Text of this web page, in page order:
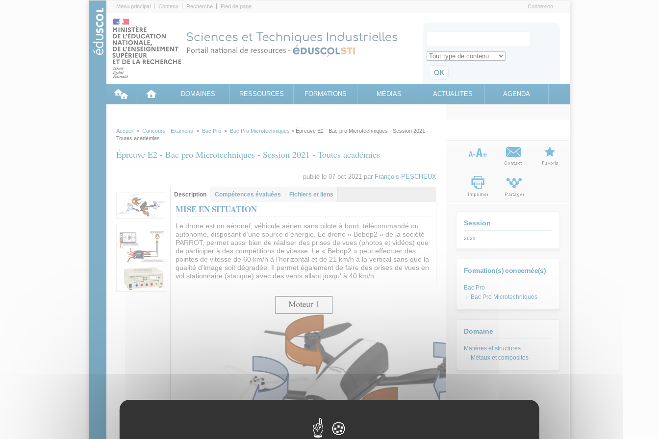
Menu principal Contenu Recherche Pied de page Connexion
Search for
Retrouvez toute l'information sur le site education.gouv.fr
DOMAINES RESSOURCES FORMATIONS MÉDIAS ACTUALITÉS AGENDA
Accueil > Concours - Examens > Bac Pro > Bac Pro Microtechniques > Épreuve E2 - Bac pro Microtechniques - Session 2021 -
Toutes académies
Épreuve E2 - Bac pro Microtechniques - Session 2021 - Toutes académies
publié le 07 oct 2021 par François PESCHEUX
Groupe principal
Description (onglet
actif)
Compétences évaluées Fichiers et liens
MISE EN SITUATION
Le drone est un aéronef, véhicule aérien sans pilote à bord, télécommandé ou
autonome, disposant d’une source d’énergie. Le drone « Bebop2 » de la société
PARROT, permet aussi bien de réaliser des prises de vues (photos et vidéos) que
de participer à des compétitions de vitesse. Le « Bebop2 » peut effectuer des
pointes de vitesse de 60 km/h à l’horizontal et de 21 km/h à la vertical sans que la
qualité d’image soit dégradée. Il permet également de faire des prises de vues en
vol stationnaire (statique) avec des vents allant jusqu’ à 40 km/h.
Session
2021
Formation(s) concernée(s)
Bac Pro Microtechniques
Domaine
Métaux et composites